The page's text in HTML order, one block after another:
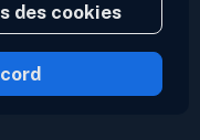
des cookies